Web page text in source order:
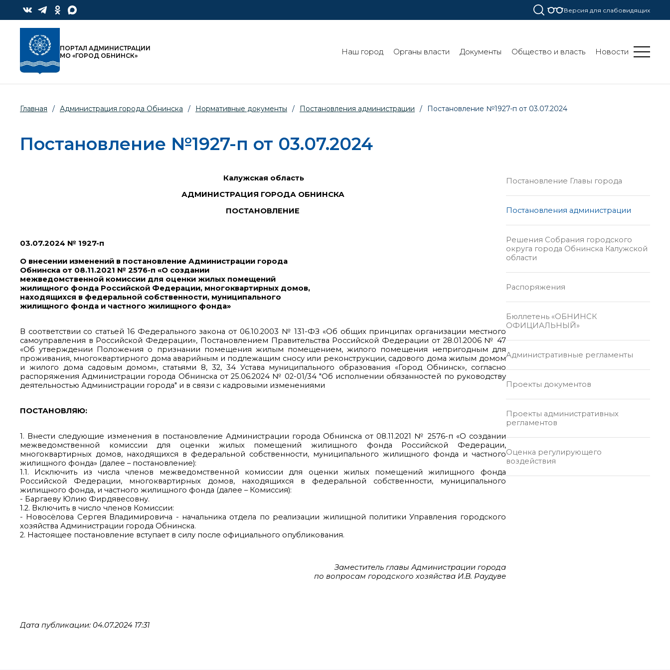
Версия для слабовидящих
ПОРТАЛ АДМИНИСТРАЦИИ
МО «ГОРОД ОБНИНСК»
Наш город Органы власти Документы Общество и власть Новости
Главная / Администрация города Обнинска / Нормативные документы / Постановления администрации / Постановление №1927-п от 03.07.2024
Постановление №1927-п от 03.07.2024
Калужская область
АДМИНИСТРАЦИЯ ГОРОДА ОБНИНСКА
ПОСТАНОВЛЕНИЕ
03.07.2024 № 1927-п
О внесении изменений в постановление Администрации города
Обнинска от 08.11.2021 № 2576-п «О создании
межведомственной комиссии для оценки жилых помещений
жилищного фонда Российской Федерации, многоквартирных домов,
находящихся в федеральной собственности, муниципального
жилищного фонда и частного жилищного фонда»
В соответствии со статьей 16 Федерального закона от 06.10.2003 № 131-ФЗ «Об общих принципах организации местного
самоуправления в Российской Федерации», Постановлением Правительства Российской Федерации от 28.01.2006 № 47
«Об утверждении Положения о признании помещения жилым помещением, жилого помещения непригодным для
проживания, многоквартирного дома аварийным и подлежащим сносу или реконструкции, садового дома жилым домом
и жилого дома садовым домом», статьями 8, 32, 34 Устава муниципального образования «Город Обнинск», согласно
распоряжения Администрации города Обнинска от 25.06.2024 № 02-01/34 "Об исполнении обязанностей по руководству
деятельностью Администрации города" и в связи с кадровыми изменениями
ПОСТАНОВЛЯЮ:
1. Внести следующие изменения в постановление Администрации города Обнинска от 08.11.2021 № 2576-п «О создании
межведомственной комиссии для оценки жилых помещений жилищного фонда Российской Федерации,
многоквартирных домов, находящихся в федеральной собственности, муниципального жилищного фонда и частного
жилищного фонда» (далее – постановление):
1.1. Исключить из числа членов межведомственной комиссии для оценки жилых помещений жилищного фонда
Российской Федерации, многоквартирных домов, находящихся в федеральной собственности, муниципального
жилищного фонда, и частного жилищного фонда (далее – Комиссия):
- Баргаеву Юлию Фирдявесовну.
1.2. Включить в число членов Комиссии:
- Новосёлова Сергея Владимировича - начальника отдела по реализации жилищной политики Управления городского
хозяйства Администрации города Обнинска.
2. Настоящее постановление вступает в силу после официального опубликования.
Заместитель главы Администрации города
по вопросам городского хозяйства И.В. Раудуве
Дата публикации: 04.07.2024 17:31
Постановление Главы города
Постановления администрации
Решения Собрания городского
округа города Обнинска Калужской
области
Распоряжения
Бюллетень «ОБНИНСК
ОФИЦИАЛЬНЫЙ»
Административные регламенты
Проекты документов
Проекты административных
регламентов
Оценка регулирующего
воздействия